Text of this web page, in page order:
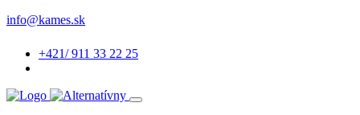
info@kames.sk
+421/ 911 33 22 25